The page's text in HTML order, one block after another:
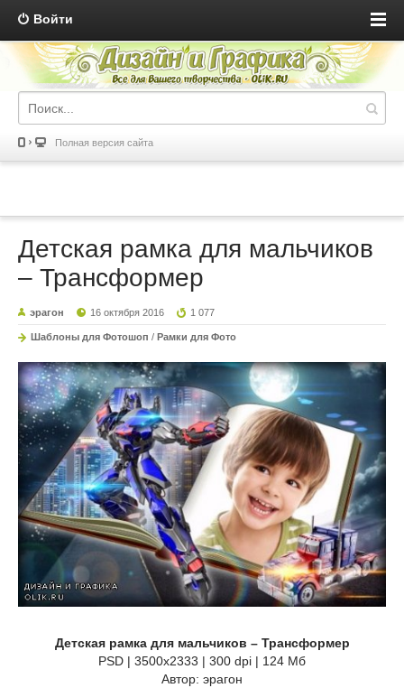
Войти
Полная версия сайта
Детская рамка для мальчиков
– Трансформер
эрагон 16 октября 2016 1 077
Шаблоны для Фотошоп / Рамки для Фото
Детская рамка для мальчиков – Трансформер
PSD | 3500x2333 | 300 dpi | 124 Мб
Автор: эрагон